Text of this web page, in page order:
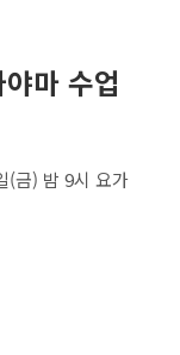
마 수업
(금) 밤 9시 요가